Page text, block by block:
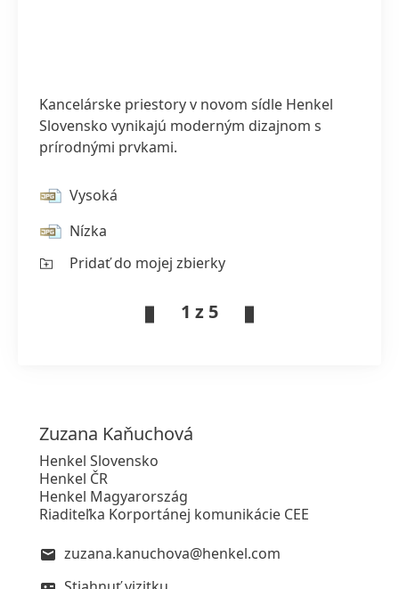
Kancelárske priestory v novom sídle Henkel
Slovensko vynikajú moderným dizajnom s
prírodnými prvkami.
Vysoká
Nízka
Pridať do mojej zbierky
1 z 5
Zuzana Kaňuchová
Henkel Slovensko
Henkel ČR
Henkel Magyarország
Riaditeľka Korportánej komunikácie CEE
zuzana.kanuchova@henkel.com